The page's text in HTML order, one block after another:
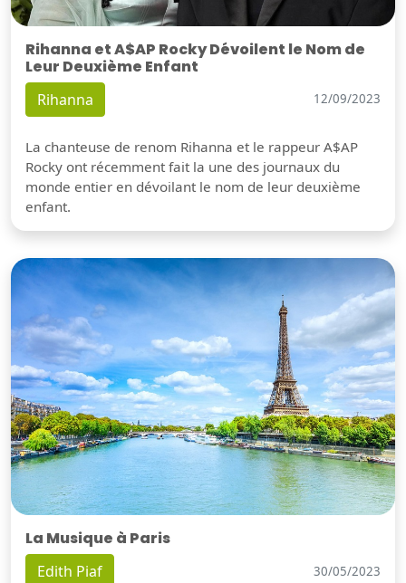
Rihanna et A$AP Rocky Dévoilent le Nom de
Leur Deuxième Enfant
Rihanna 12/09/2023
La chanteuse de renom Rihanna et le rappeur A$AP
Rocky ont récemment fait la une des journaux du
monde entier en dévoilant le nom de leur deuxième
enfant.
La Musique à Paris
Edith Piaf 30/05/2023